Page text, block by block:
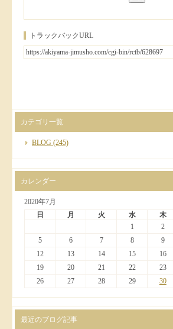
トラックバックURL
カテゴリ一覧
BLOG (245)
カレンダー
2020年7月
日
月 火 水 木
1
2
5
6 7 8 9
12
13 14 15 16
19
20 21 22 23
26
27 28 29 30
最近のブログ記事